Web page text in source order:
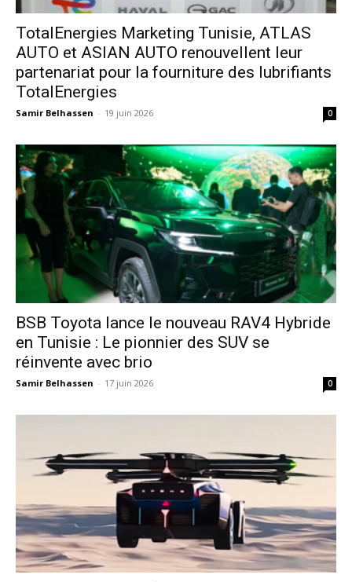
TotalEnergies Marketing Tunisie, ATLAS
AUTO et ASIAN AUTO renouvellent leur
partenariat pour la fourniture des lubrifiants
TotalEnergies
Samir Belhassen - 19 juin 2026 0
​BSB Toyota lance le nouveau RAV4 Hybride
en Tunisie : Le pionnier des SUV se
réinvente avec brio
Samir Belhassen - 17 juin 2026 0